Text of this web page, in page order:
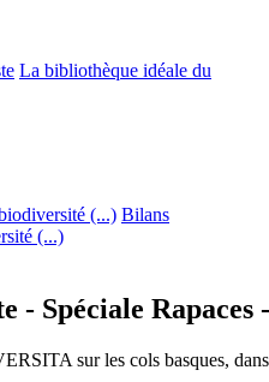
La bibliothèque idéale du
(...) Bilans
(...)
Spéciale Rapaces
sur les cols basques,